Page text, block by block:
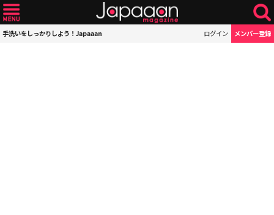
手洗いをしっかりしよう！Japaaan ログイン メンバー登録